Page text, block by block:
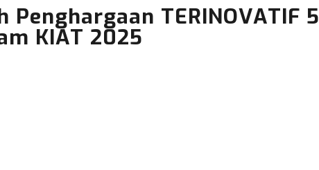
WE'RE CREATIVE
Penghargaan TERINOVATIF 5
KIAT 2025